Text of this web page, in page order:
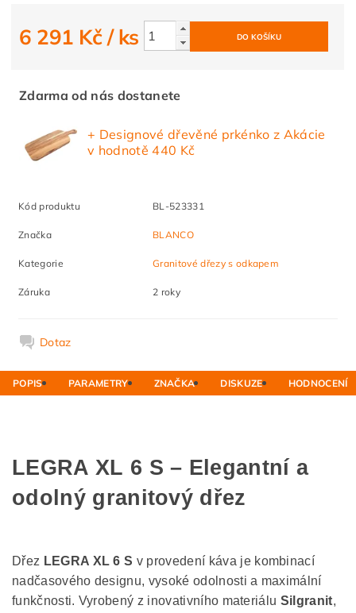
6 291 Kč/ ks
Zdarma od nás dostanete
+ Designové dřevěné prkénko z Akácie
v hodnotě 440 Kč
Kód produktu BL-523331
Značka BLANCO
Kategorie Granitové dřezy s odkapem
Záruka 2 roky
Dotaz
POPIS PARAMETRY ZNAČKA DISKUZE HODNOCENÍ
LEGRA XL 6 S – Elegantní a
odolný granitový dřez
Dřez LEGRA XL 6 S v provedení káva je kombinací
nadčasového designu, vysoké odolnosti a maximální
funkčnosti. Vyrobený z inovativního materiálu Silgranit,